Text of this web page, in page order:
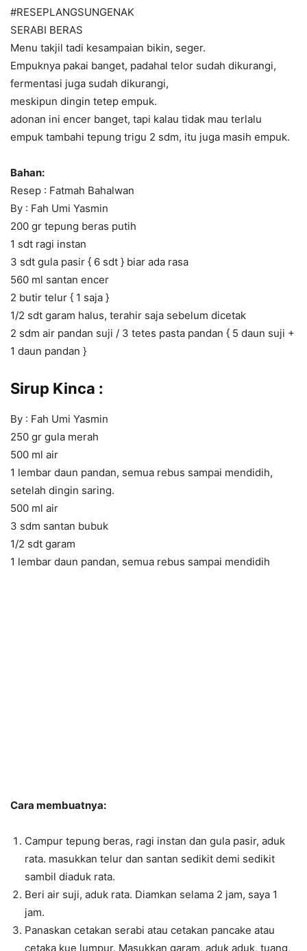
#RESEPLANGSUNGENAK
SERABI BERAS
Menu takjil tadi kesampaian bikin, seger.
Empuknya pakai banget, padahal telor sudah dikurangi,
fermentasi juga sudah dikurangi,
meskipun dingin tetep empuk.
adonan ini encer banget, tapi kalau tidak mau terlalu
empuk tambahi tepung trigu 2 sdm, itu juga masih empuk.
Bahan:
Resep : Fatmah Bahalwan
By : Fah Umi Yasmin
200 gr tepung beras putih
1 sdt ragi instan
3 sdt gula pasir { 6 sdt } biar ada rasa
560 ml santan encer
2 butir telur { 1 saja }
1/2 sdt garam halus, terahir saja sebelum dicetak
2 sdm air pandan suji / 3 tetes pasta pandan { 5 daun suji +
1 daun pandan }
Sirup Kinca :
By : Fah Umi Yasmin
250 gr gula merah
500 ml air
1 lembar daun pandan, semua rebus sampai mendidih,
setelah dingin saring.
500 ml air
3 sdm santan bubuk
1/2 sdt garam
1 lembar daun pandan, semua rebus sampai mendidih
Cara membuatnya:
Campur tepung beras, ragi instan dan gula pasir, aduk
rata. masukkan telur dan santan sedikit demi sedikit
sambil diaduk rata.
Beri air suji, aduk rata. Diamkan selama 2 jam, saya 1
jam.
Panaskan cetakan serabi atau cetakan pancake atau
cetaka kue lumpur. Masukkan garam, aduk aduk, tuang,